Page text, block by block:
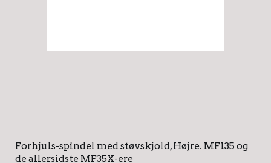
Forhjuls-spindel med støvskjold, Højre. MF135 og
de allersidste MF35X-ere